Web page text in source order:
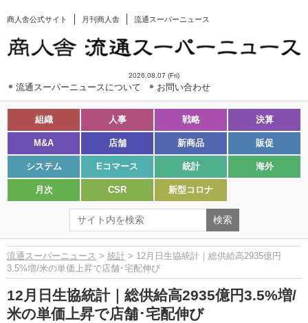
商人舎公式サイト 月刊商人舎 流通スーパーニュース
2026.08.07 (Fri)
流通スーパーニュースについて お問い合わせ
組織 人事 戦略 決算
M&A 店舗 新商品 販促
システム Eコマース 統計 海外
月次 CSR 新型コロナ
流通スーパーニュース > 統計 > 12月日生協統計｜総供給高2935億円
3.5%増/米の単価上昇で店舗･宅配伸び
12月日生協統計｜総供給高2935億円3.5%増/
米の単価上昇で店舗･宅配伸び